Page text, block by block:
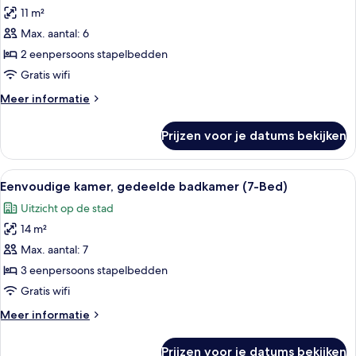
Economy
kamer,
1
slaapkamer,
badkamer
11 m²
Max. aantal: 6
2 eenpersoons stapelbedden
Gratis wifi
Meer informatie
Meer
kamer,
slaapkamer,
badkamer
Prijzen voor je datums bekijken
Alle
foto's
voor
Eenvoudige
kamer,
gedeelde
badkamer
Bed)
Een smalle gang met stapelbedden
4
Eenvoudige kamer, gedeelde badkamer (7-Bed)
Uitzicht op de stad
14 m²
Max. aantal: 7
3 eenpersoons stapelbedden
Gratis wifi
Meer informatie
Meer
Prijzen voor je datums bekijken